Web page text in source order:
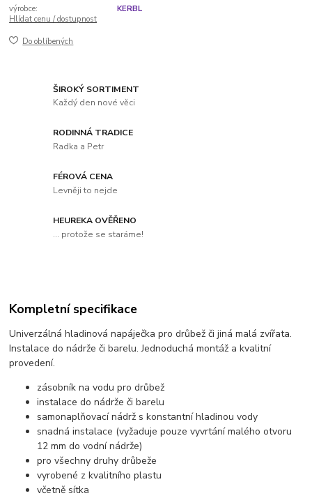
výrobce:
KERBL
Hlídat cenu / dostupnost
Do oblíbených
ŠIROKÝ SORTIMENT
Každý den nové věci
RODINNÁ TRADICE
Radka a Petr
FÉROVÁ CENA
Levněji to nejde
HEUREKA OVĚŘENO
... protože se staráme!
Kompletní specifikace
Univerzálná hladinová napáječka pro drůbež či jiná malá zvířata.
Instalace do nádrže či barelu. Jednoduchá montáž a kvalitní
provedení.
zásobník na vodu pro drůbež
instalace do nádrže či barelu
samonaplňovací nádrž s konstantní hladinou vody
snadná instalace (vyžaduje pouze vyvrtání malého otvoru
12 mm do vodní nádrže)
pro všechny druhy drůbeže
vyrobené z kvalitního plastu
včetně sítka